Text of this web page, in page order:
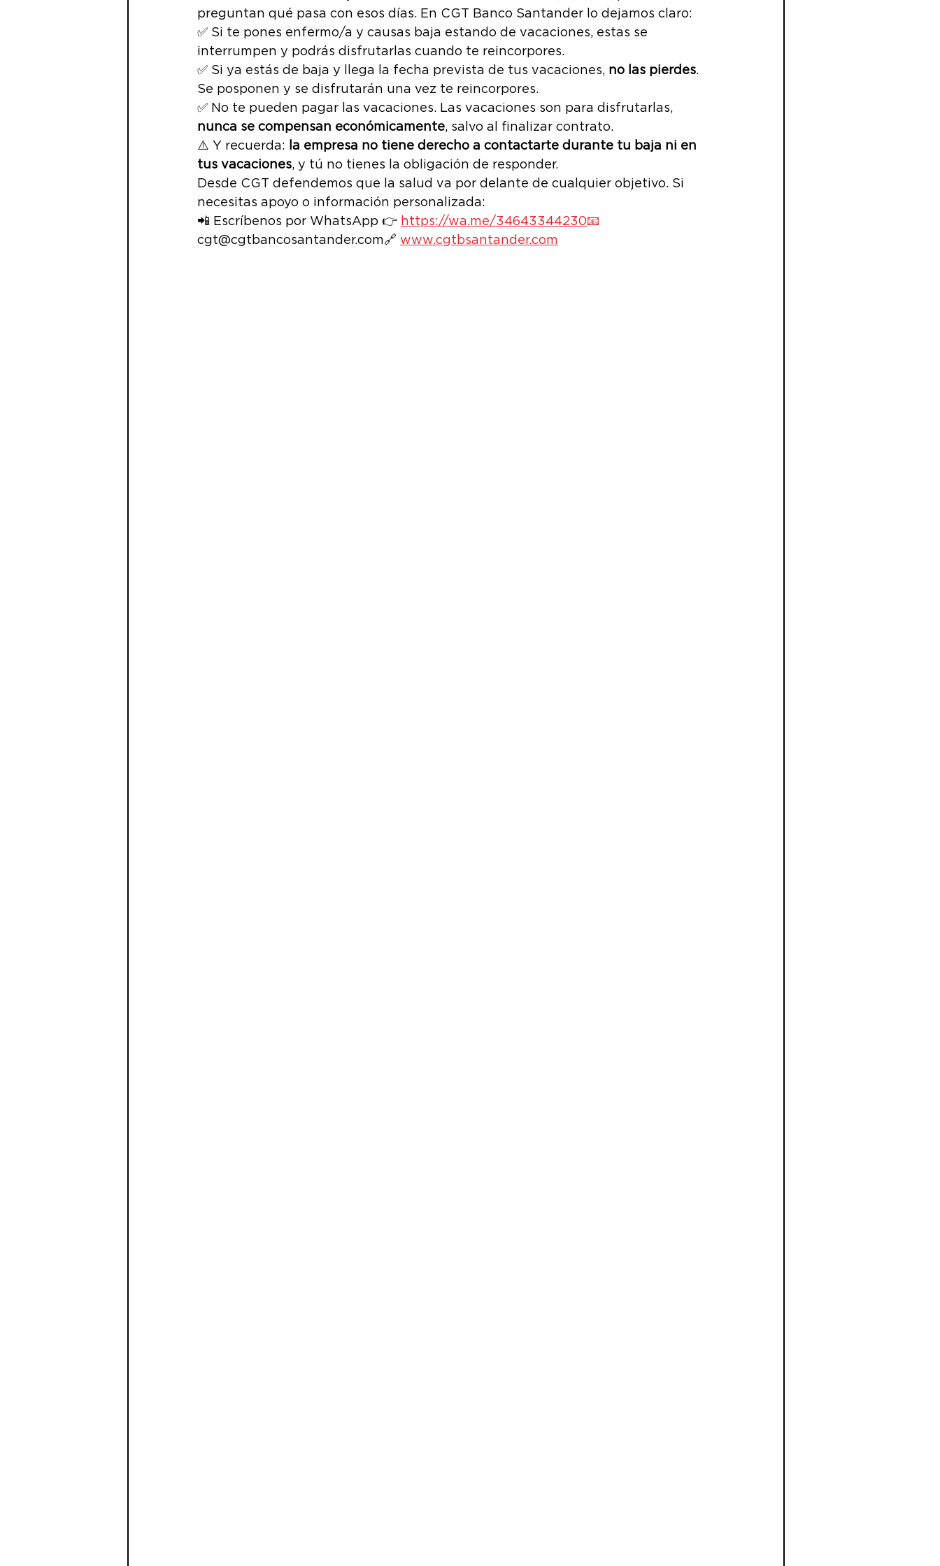
NOTICIAS Banco Santander PLAN FLEXIBLE
Junta accionistas SINDICATOS FIRMALOTODO DINERO
PRESIÓN COMERCIAL PRESIÓN LABORAL
preguntan qué pasa con esos días. En CGT Banco Santander lo dejamos claro:
✅ Si te pones enfermo/a y causas baja estando de vacaciones, estas se
interrumpen y podrás disfrutarlas cuando te reincorpores.
✅ Si ya estás de baja y llega la fecha prevista de tus vacaciones, no las pierdes.
Se posponen y se disfrutarán una vez te reincorpores.
✅ No te pueden pagar las vacaciones. Las vacaciones son para disfrutarlas,
nunca se compensan económicamente, salvo al finalizar contrato.
⚠️ Y recuerda:
la empresa no tiene derecho a contactarte durante tu baja ni en
tus vacaciones, y tú no tienes la obligación de responder.
Desde CGT defendemos que la salud va por delante de cualquier objetivo. Si
necesitas apoyo o información personalizada:
📲 Escríbenos por WhatsApp 👉 https://wa.me/34643344230📧
cgt@cgtbancosantander.com🔗 www.cgtbsantander.com